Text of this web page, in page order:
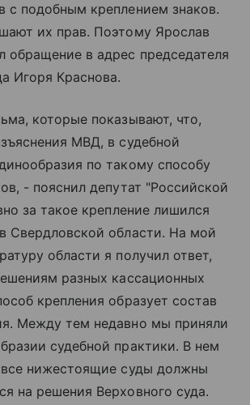
с подобным креплением знаков.
их прав. Поэтому Ярослав
обращение в адрес председателя
Игоря Краснова.
которые показывают, что,
МВД, в судебной
по такому способу
- пояснил депутат "Российской
за такое крепление лишился
Свердловской области. На мой
области я получил ответ,
разных кассационных
крепления образует состав
Между тем недавно мы приняли
судебной практики. В нем
все нижестоящие суды должны
на решения Верховного суда.